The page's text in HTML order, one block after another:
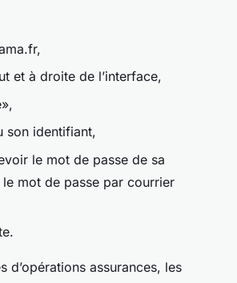
et à droite de l’interface,
son identifiant,
le mot de passe de sa
mot de passe par courrier
d’opérations assurances, les